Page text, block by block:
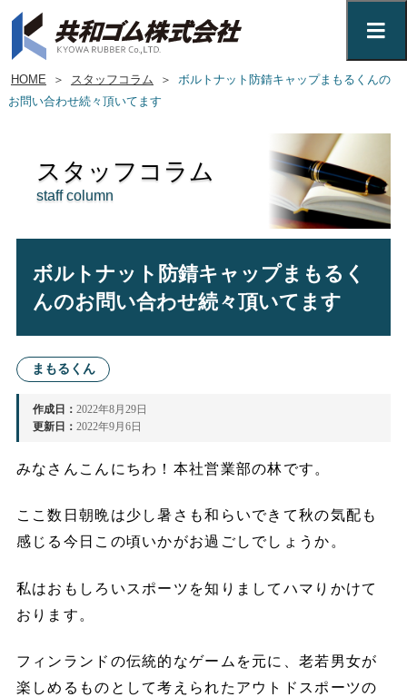
HOME ＞ スタッフコラム ＞
ボルトナット防錆キャップまもるくんの
お問い合わせ続々頂いてます
スタッフコラム
staff column
ボルトナット防錆キャップまもるく
んのお問い合わせ続々頂いてます
まもるくん
作成日： 2022年8月29日
更新日： 2022年9月6日
みなさんこんにちわ！本社営業部の林です。
ここ数日朝晩は少し暑さも和らいできて秋の気配も
感じる今日この頃いかがお過ごしでしょうか。
私はおもしろいスポーツを知りましてハマりかけて
おります。
フィンランドの伝統的なゲームを元に、老若男女が
楽しめるものとして考えられたアウトドスポーツの